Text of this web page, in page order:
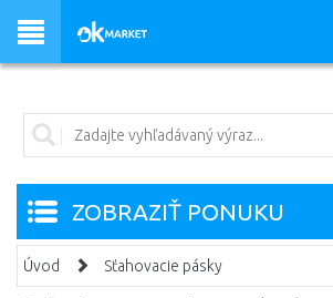
ZOBRAZIŤ PONUKU
Úvod Sťahovacie pásky